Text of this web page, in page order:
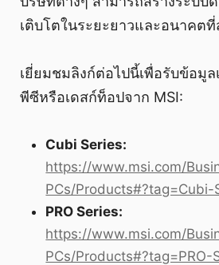
เติบโตในระยะยาวและอนาคตที่
เยี่ยมชมลิงก์ต่อไปนี้เพื่อรับข้อมูล
พีซีหรือเดสก์ท็อปจาก MSI:
Cubi Series:
https://www.msi.com/
PCs/Products#?tag=Cubi-
PRO Series:
https://www.msi.com/
PCs/Products#?tag=PRO-